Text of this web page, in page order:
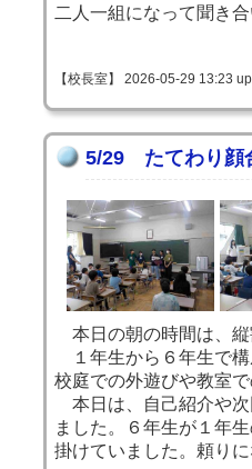
二人一組になって聞き
【校長室】 2026-05-29 13:23
5/29 たてわり顔
本日の朝の時間は、縦
１年生から６年生で構
校庭での外遊びや教室
本日は、自己紹介や次
ました。６年生が１年
掛けていました。頼り